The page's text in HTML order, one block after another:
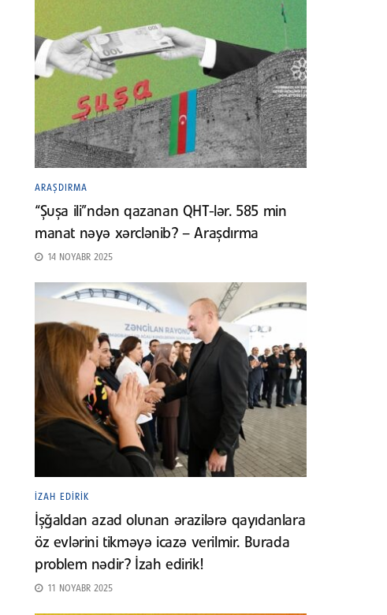
ARAŞDIRMA
“Şuşa ili”ndən qazanan QHT-lər. 585 min
manat nəyə xərclənib? – Araşdırma
14 NOYABR 2025
İZAH EDIRIK
İşğaldan azad olunan ərazilərə qayıdanlara
öz evlərini tikməyə icazə verilmir. Burada
problem nədir? İzah edirik!
11 NOYABR 2025